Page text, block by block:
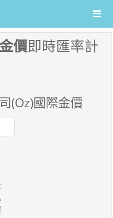
價即時匯率計
(Oz)國際金價